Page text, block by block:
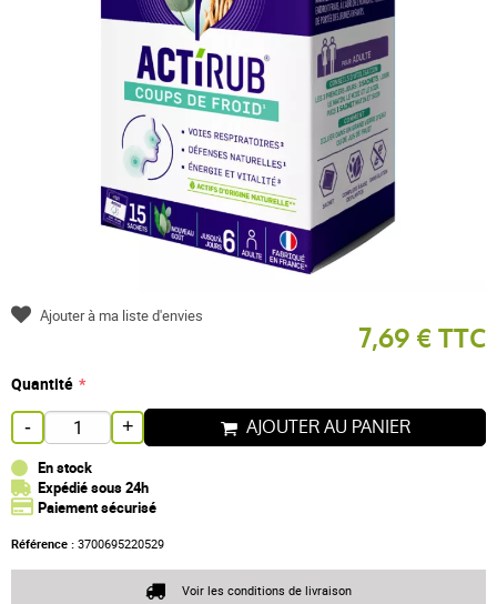
7,69 € TTC
Quantité
- + AJOUTER AU PANIER
En stock
Expédié sous 24h
Paiement sécurisé
Référence : 3700695220529
Ajouter à ma liste d'envies
Voir les conditions de livraison